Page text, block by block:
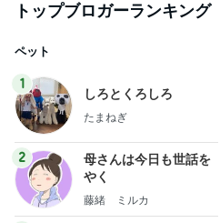
トップブロガーランキング
ペット
1
しろとくろしろ
たまねぎ
2
母さんは今日も世話を
やく
藤緒 ミルカ